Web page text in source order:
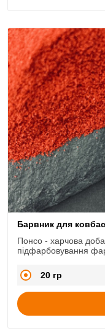
Барвник для
Понсо - харчова
підфарбовування
«м'ясний» колір.
20 гр